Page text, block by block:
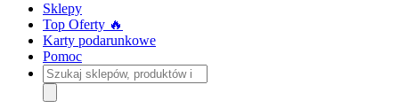
Sklepy
Top Oferty 🔥
Karty podarunkowe
Pomoc
Szukaj
sklepów,
produktów